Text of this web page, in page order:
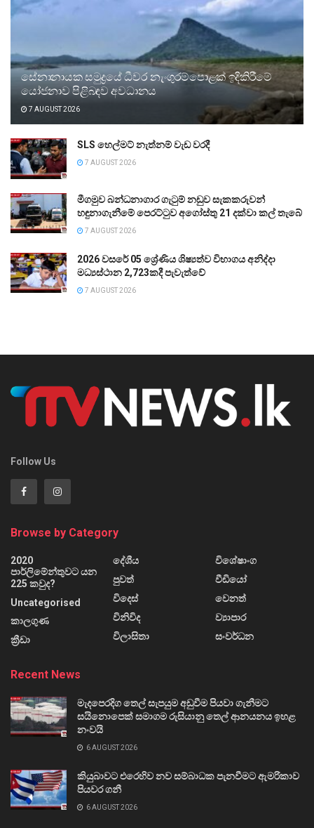
සේනානායක සමුද්‍රයේ ධීවර නැංගුරම්පොළක් ඉදිකිරීමේ
යෝජනාව පිළිබඳව අවධානය
7 AUGUST 2026
SLS හෙල්මට් නැත්නම් වැඩ වරදී
7 AUGUST 2026
මීගමුව බන්ධනාගාර ගැටුම් නඩුව සැකකරුවන්
හඳුනාගැනීමේ පෙරට්ටුව අගෝස්තු 21 දක්වා කල් තැබේ
7 AUGUST 2026
2026 වසරේ 05 ශ්‍රේණිය ශිෂ්‍යත්ව විභාගය අනිද්දා
මධ්‍යස්ථාන 2,723කදී පැවැත්වේ
7 AUGUST 2026
Follow Us
Browse by Category
2020
පාර්ලිමේන්තුවට යන
225 කවුද?
Uncategorised
කාලගුණ
ක්‍රීඩා
දේශීය
පුවත්
විදෙස්
විනිවිද
විලාසිතා
විශේෂාංග
වීඩියෝ
වෙනත්
ව්‍යාපාර
සංවර්ධන
Recent News
මැදපෙරදිග තෙල් සැපයුම අඩුවීම පියවා ගැනීමට
සයිනොපෙක් සමාගම රුසියානු තෙල් ආනයනය ඉහළ
නංවයි
6 AUGUST 2026
කියුබාවට එරෙහිව නව සම්බාධක පැනවීමට ඇමරිකාව
පියවර ගනී
6 AUGUST 2026